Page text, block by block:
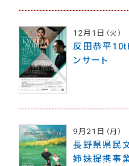
12月1日 （火）
反田恭平
ンサート
9月21日 （月）
長野県県民
姉妹提携事